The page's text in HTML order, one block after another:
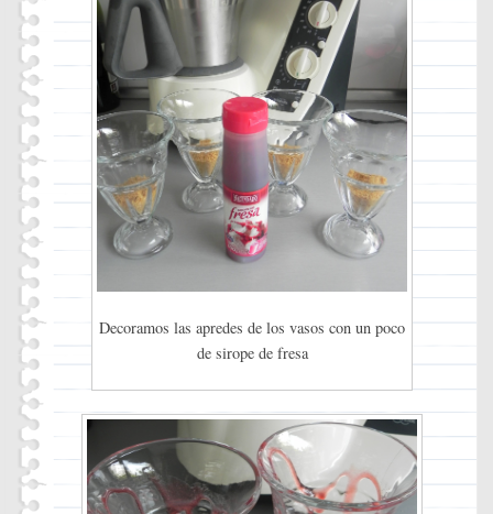
Decoramos las apredes de los vasos con un poco
de sirope de fresa